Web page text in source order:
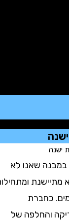
שאנו לא
ומתחילות
כחברת
והחלפה של